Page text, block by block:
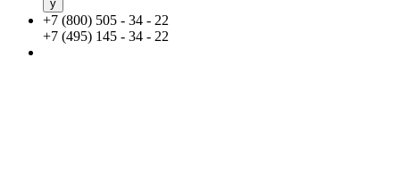
+7 (800) 505 - 34 - 22
+7 (495) 145 - 34 - 22